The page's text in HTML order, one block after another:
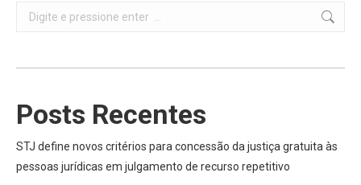
Search:
Posts Recentes
STJ define novos critérios para concessão da justiça gratuita às
pessoas jurídicas em julgamento de recurso repetitivo